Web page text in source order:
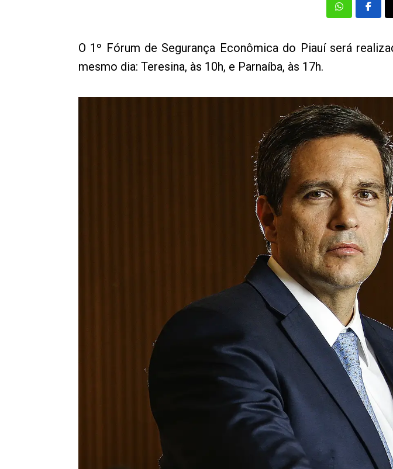
O 1º Fórum de Segurança Econômica do Piauí será
mesmo dia: Teresina, às 10h, e Parnaíba, às 17h.